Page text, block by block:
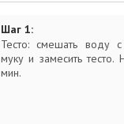
Шаг 1:
Тесто: смешать воду
муку и замесить тесто.
мин.